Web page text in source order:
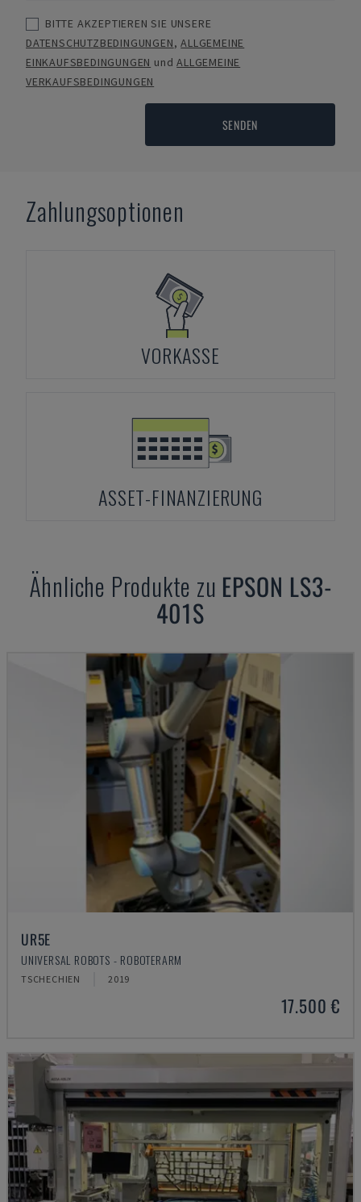
BITTE AKZEPTIEREN SIE UNSERE
DATENSCHUTZBEDINGUNGEN,ALLGEMEINE
EINKAUFSBEDINGUNGEN undALLGEMEINE
VERKAUFSBEDINGUNGEN
SENDEN
Zahlungsoptionen
VORKASSE
ASSET-FINANZIERUNG
Ähnliche Produkte zu EPSON LS3-
401S
UR5E
UNIVERSAL ROBOTS - ROBOTERARM
TSCHECHIEN 2019
17.500 €